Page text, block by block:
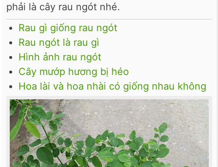
phải là cây rau ngót nhé.
Rau gì giống rau ngót
Rau ngót là rau gì
Hình ảnh rau ngót
Cây mướp hương bị héo
Hoa lài và hoa nhài có giống nhau không